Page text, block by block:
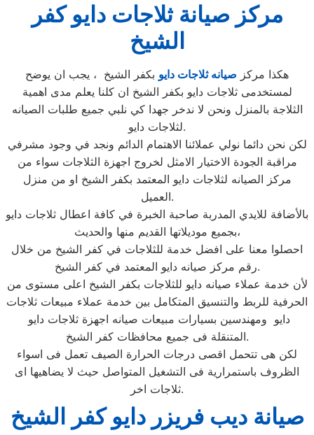
مركز صيانة ثلاجات دايو كفر
الشيخ
هكذا مركز صيانه ثلاجات دايو بكفر الشيخ ، يجب ان يوضح
لمستخدمى ثلاجات دايو بكفر الشيخ ان كلنا يعلم مدى اهمية
الثلاجة بالمنزل ونحن لا ندخر جهدا كي نلبي جميع طلبات الصيانه
لثلاجات دايو.
لكن نحن دائما نولي عملائنا الاهتمام الدائم ونجد في وجود مشرفي
مراقبة الجودة الاختيار الامثل لخروج اجهزة الثلاجات سواء من
مركز الصيانه لثلاجات دايو المعتمد بكفر الشيخ او من منزل
العميل.
بالأضافة للايدي المدربة صاحبة الخبرة في كافة اعطال ثلاجات دايو
بجميع موديلاتها القديم منها والحديث،
احصلوا معنا على افضل خدمة للثلاجات في كفر الشيخ من خلال
رقم مركز صيانه دايو المعتمد في كفر الشيخ.
لأن خدمة عملاء صيانه دايو للثلاجات بكفر الشيخ اعلى مستوى من
الحرفية للربط والتنسيق المتكامل بين خدمة عملاء مبيعات ثلاجات
دايو ومهندسين بسيارات مبيعات صيانه اجهزة ثلاجات دايو
المتنقلة فى جميع محافظات كفر الشيخ.
لكن هى تتحمل اقصى درجات الحرارة الصيف تعمل فى اسواء
الظروف باستمرارية فى التشغيل المتواصل حيث لا يضاهيها اى
ثلاجات اخر.
صيانة ديب فريزر دايو كفر الشيخ